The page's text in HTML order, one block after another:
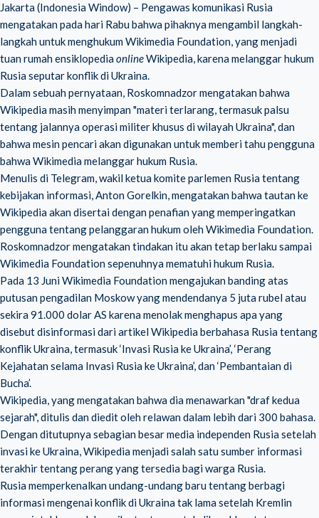
Jakarta (Indonesia Window) – Pengawas komunikasi Rusia
mengatakan pada hari Rabu bahwa pihaknya mengambil langkah-
langkah untuk menghukum Wikimedia Foundation, yang menjadi
tuan rumah ensiklopediaonlineWikipedia, karena melanggar hukum
Rusia seputar konflik di Ukraina.
Dalam sebuah pernyataan, Roskomnadzor mengatakan bahwa
Wikipedia masih menyimpan "materi terlarang, termasuk palsu
tentang jalannya operasi militer khusus di wilayah Ukraina", dan
bahwa mesin pencari akan digunakan untuk memberi tahu pengguna
bahwa Wikimedia melanggar hukum Rusia.
Menulis di Telegram, wakil ketua komite parlemen Rusia tentang
kebijakan informasi, Anton Gorelkin, mengatakan bahwa tautan ke
Wikipedia akan disertai dengan penafian yang memperingatkan
pengguna tentang pelanggaran hukum oleh Wikimedia Foundation.
Roskomnadzor mengatakan tindakan itu akan tetap berlaku sampai
Wikimedia Foundation sepenuhnya mematuhi hukum Rusia.
Pada 13 Juni Wikimedia Foundation mengajukan banding atas
putusan pengadilan Moskow yang mendendanya 5 juta rubel atau
sekira 91.000 dolar AS karena menolak menghapus apa yang
disebut disinformasi dari artikel Wikipedia berbahasa Rusia tentang
konflik Ukraina, termasuk ‘Invasi Rusia ke Ukraina’, ‘Perang
Kejahatan selama Invasi Rusia ke Ukraina’, dan ‘Pembantaian di
Bucha’.
Wikipedia, yang mengatakan bahwa dia menawarkan "draf kedua
sejarah", ditulis dan diedit oleh relawan dalam lebih dari 300 bahasa.
Dengan ditutupnya sebagian besar media independen Rusia setelah
invasi ke Ukraina, Wikipedia menjadi salah satu sumber informasi
terakhir tentang perang yang tersedia bagi warga Rusia.
Rusia memperkenalkan undang-undang baru tentang berbagi
informasi mengenai konflik di Ukraina tak lama setelah Kremlin